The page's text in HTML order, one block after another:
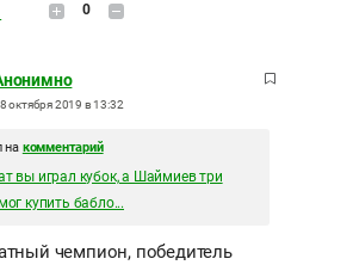
0
октября 2019 в 13:32
на комментарий
вы играл кубок, а Шаймиев три
купить бабло...
чемпион, победитель